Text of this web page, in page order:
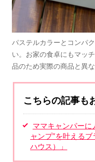
パステルカラーとコンパ
い。お家の食卓にもマッ
品のため実際の商品と異
こちらの記事も
ママキャンパーに
ャンプ”を叶える
ハウス）」